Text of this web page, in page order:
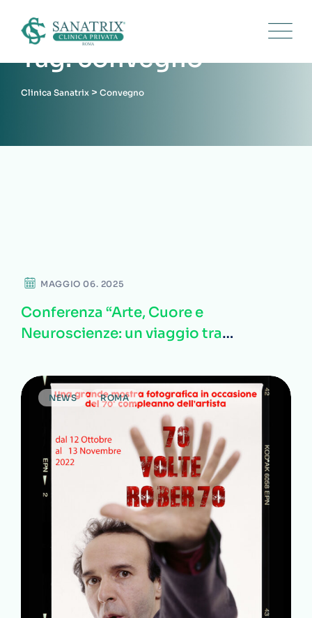
content
Tag: convegno
Clinica Sanatrix > Convegno
NEWS
MAGGIO 06. 2025
Conferenza “Arte, Cuore e
Neuroscienze: un viaggio tra
NEWS ROMA